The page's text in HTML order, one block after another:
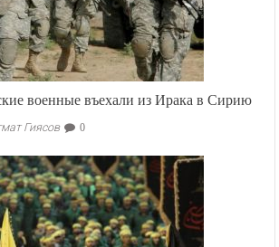
военные въехали из Ирака в Сирию
Гиясов 0